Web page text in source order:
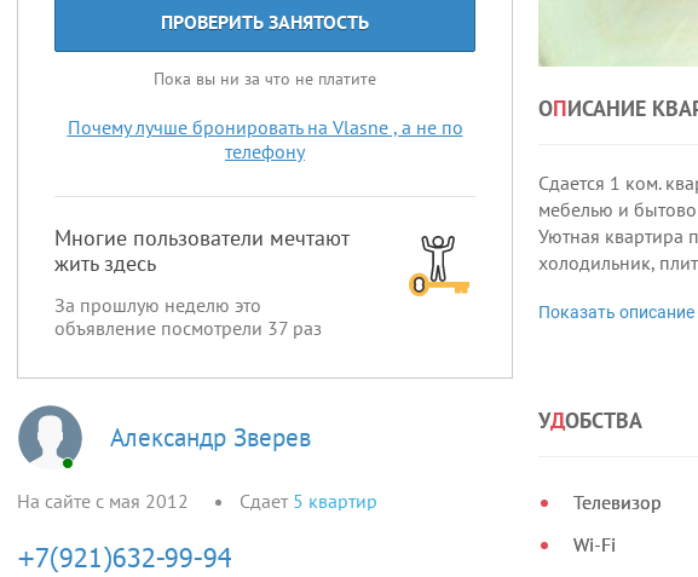
ПРОВЕРИТЬ ЗАНЯТОСТЬ
Пока вы ни за что не платите
Почему лучше бронировать на Vlasne , а не по
телефону
Многие пользователи мечтают
жить здесь
За прошлую неделю это
объявление посмотрели 37 раз
Александр Зверев
На сайте с мая 2012 Сдает 5 квартир
ОПИСАНИЕ
Сдается 1 ком.
мебелью и
Уютная квартира
холодильник,
УДОБСТВА
Телевизор
Wi-Fi